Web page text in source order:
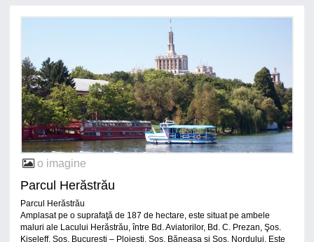
o imagine
Parcul Herăstrău
Parcul Herăstrău
Amplasat pe o suprafaţă de 187 de hectare, este situat pe ambele
maluri ale Lacului Herăstrău, între Bd. Aviatorilor, Bd. C. Prezan, Şos.
Kiseleff, Şos. Bucureşti – Ploieşti, Şos. Băneasa şi Şos. Nordului. Este